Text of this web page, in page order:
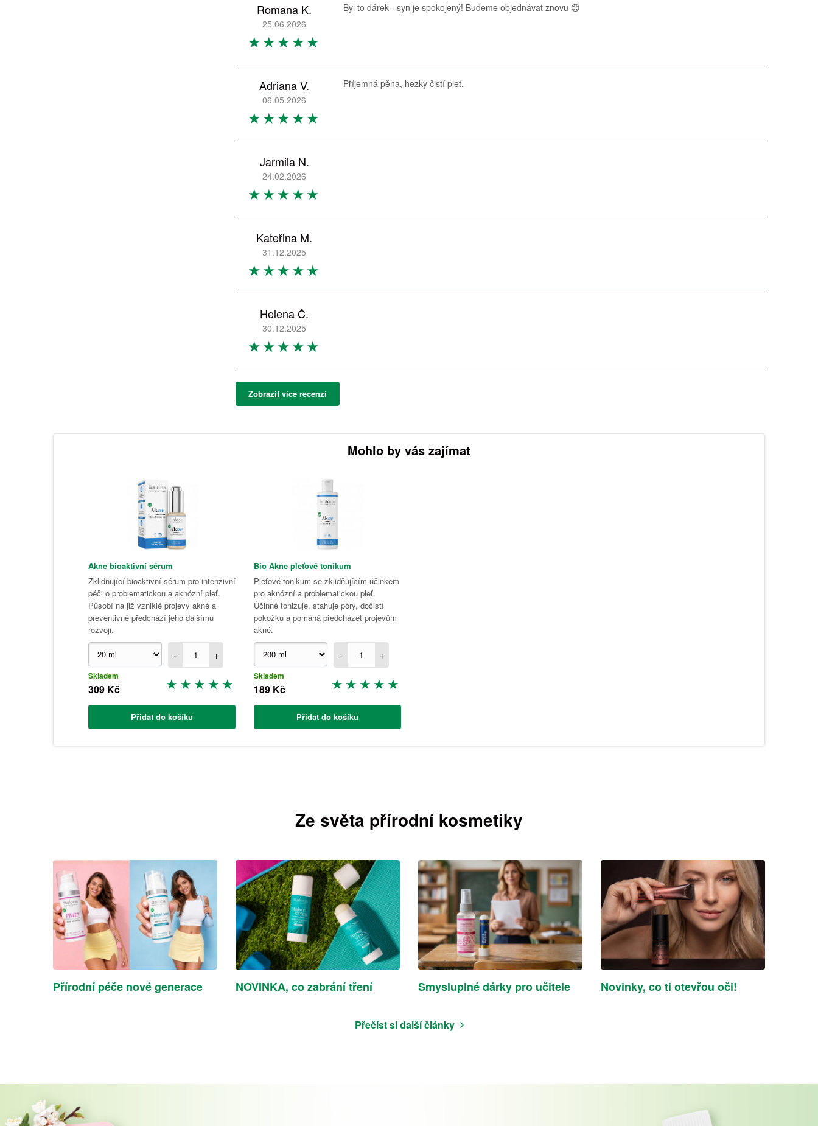
Romana K.
25.06.2026
Byl to dárek - syn je spokojený! Budeme objednávat znovu 😊
Adriana V.
06.05.2026
Příjemná pěna, hezky čistí pleť.
Jarmila N.
24.02.2026
Kateřina M.
31.12.2025
Helena Č.
30.12.2025
Zobrazit více recenzí
Mohlo by vás zajímat
Akne bioaktivní sérum
Zklidňující bioaktivní sérum pro intenzivní
péči o problematickou a aknózní pleť.
Působí na již vzniklé projevy akné a
preventivně předchází jeho dalšímu
rozvoji.
- +
Skladem
309 Kč
Přidat do košíku
Bio Akne pleťové tonikum
Pleťové tonikum se zklidňujícím účinkem
pro aknózní a problematickou pleť.
Účinně tonizuje, stahuje póry, dočistí
pokožku a pomáhá předcházet projevům
akné.
- +
Skladem
189 Kč
Přidat do košíku
Ze světa přírodní kosmetiky
Přírodní péče nové generace NOVINKA, co zabrání tření Smysluplné dárky pro učitele Novinky, co ti otevřou oči!
Přečíst si další články